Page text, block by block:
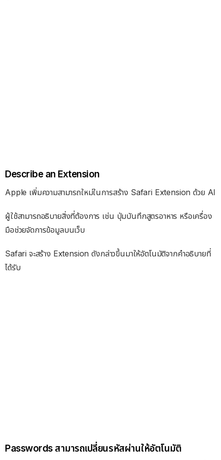
Describe an Extension
Apple เพิ่มความสามารถใหม่ในการสร้าง Safari Extension ด้วย AI
ผู้ใช้สามารถอธิบายสิ่งที่ต้องการ เช่น ปุ่มบันทึกสูตรอาหาร หรือเครื่อง
มือช่วยจัดการข้อมูลบนเว็บ
Safari จะสร้าง Extension ดังกล่าวขึ้นมาให้อัตโนมัติจากคำอธิบายที่
ได้รับ
Passwords สามารถเปลี่ยนรหัสผ่านให้อัตโนมัติ